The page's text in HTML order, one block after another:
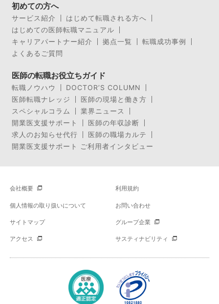
初めての方へ
サービス紹介
はじめて転職される方へ
はじめての医師転職マニュアル
キャリアパートナー紹介
拠点一覧
転職成功事例
よくあるご質問
医師の転職お役立ちガイド
転職ノウハウ
DOCTOR’S COLUMN
医師転職ナレッジ
医師の現場と働き方
スペシャルコラム
業界ニュース
開業医支援サポート
医師の年収診断
求人のお知らせ代行
医師の職場カルテ
開業医支援サポート ご利用者インタビュー
会社概要 利用規約
個人情報の取り扱いについて お問い合わせ
サイトマップ グループ企業
アクセス サスティナビリティ